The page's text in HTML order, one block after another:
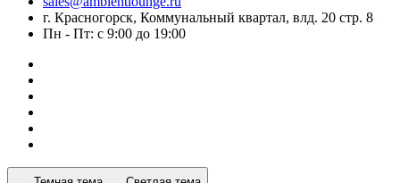
г. Красногорск, Коммунальный квартал, влд. 20 стр. 8
Пн - Пт: с 9:00 до 19:00